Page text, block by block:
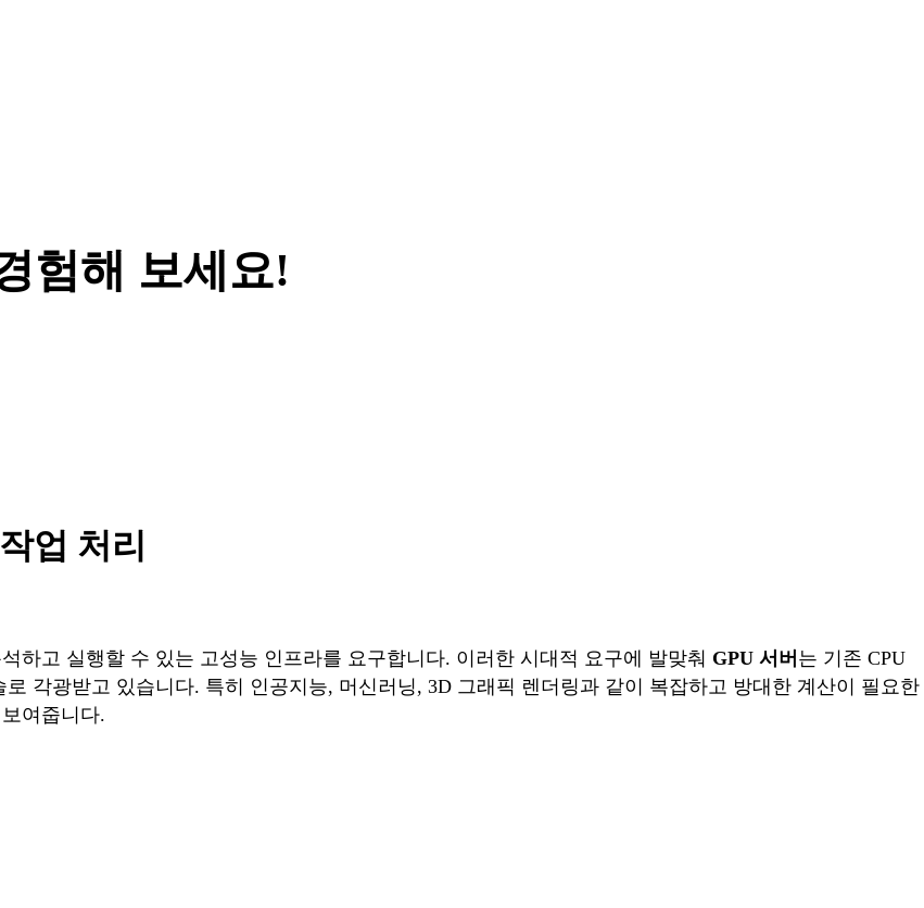
험해 보세요!
업 처리
하고 실행할 수 있는 고성능 인프라를 요구합니다. 이러한 시대적 요구에 발맞춰 GPU 서버 는 기존 CPU
각광받고 있습니다. 특히 인공지능, 머신러닝, 3D 그래픽 렌더링과 같이 복잡하고 방대한 계산이 필요한
여줍니다.